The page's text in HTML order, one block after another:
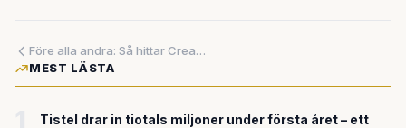
Före alla andra: Så hittar Creandum morgondagens miljardbolag
MEST LÄSTA
Tistel drar in tiotals miljoner under första året – ett